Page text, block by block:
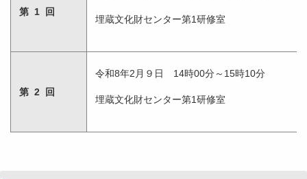
第 1 回
埋蔵文化財センター第1研修室
第 2 回
令和8年2月９日 14時00分～15時10分
埋蔵文化財センター第1研修室